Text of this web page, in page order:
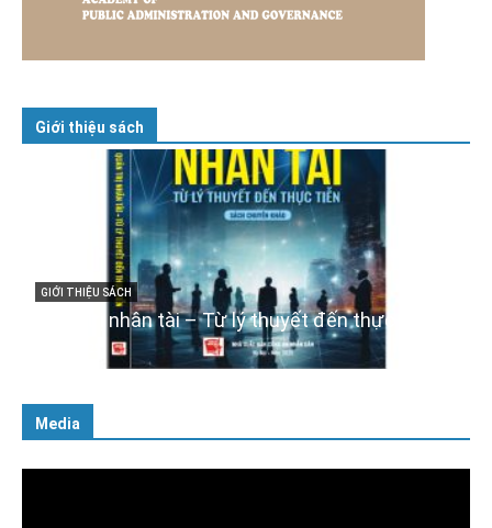
Giới thiệu sách
GIỚI THIỆU SÁCH
Cuốn sách “Tuyệt đối trung thành với Tổ quốc,
với Đảng, Nhà nước và Nhân dân – Sáng ngời
tư cách người Công an cách mạng”
Media